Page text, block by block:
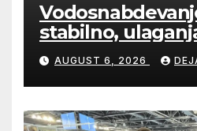
stabilno,
sigurnije
AUGUST 6, 2026